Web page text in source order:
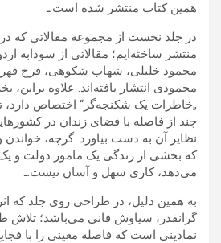
همین کتاب منتشر شده است.ـ
در جلد نخست از مجموعه مقالاتی که
منتشر ساخته‌ایم؛ مقالاتی از سودابه
محمود خلیلی، شهاب شکوهی، فرخ
محمودی انتشار یافته‌اند. علاوه براین،
„خاطرات یک شکنجه‌گر“ اختصاص دارد،
چند از فاصله با فضای زندان در
نظایر آن به دست بیاورد. گرچه،
که بخشی از زندگی یک مامور دولت و
می‌دهد، کاری سهل و آسان نیست.ـ
به همین دلیل، در طراحی روی جلد که
گرانقدر، سیاوش فانی می‌باشد؛ تلاش
نمادینی است که فاصله معینی را با